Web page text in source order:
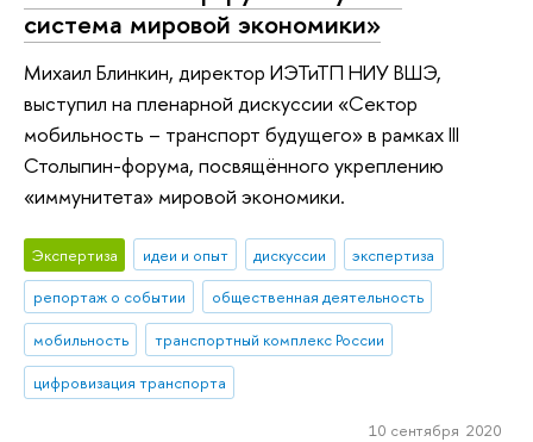
система мировой экономики»
Михаил Блинкин, директор ИЭТиТП НИУ ВШЭ,
выступил на пленарной дискуссии «Сектор
мобильность – транспорт будущего» в рамках III
Столыпин-форума, посвящённого укреплению
«иммунитета» мировой экономики.
Экспертиза идеи и опыт дискуссии
экспертиза
репортаж о событии
общественная деятельность
мобильность
транспортный комплекс России
цифровизация транспорта
10 сентября 2020